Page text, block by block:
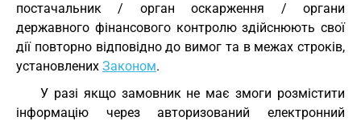
постачальник / орган оскарження / органи
державного фінансового контролю здійснюють свої
дії повторно відповідно до вимог та в межах строків,
установлених Законом.
У разі якщо замовник не має змоги розмістити
інформацію через авторизований електронний